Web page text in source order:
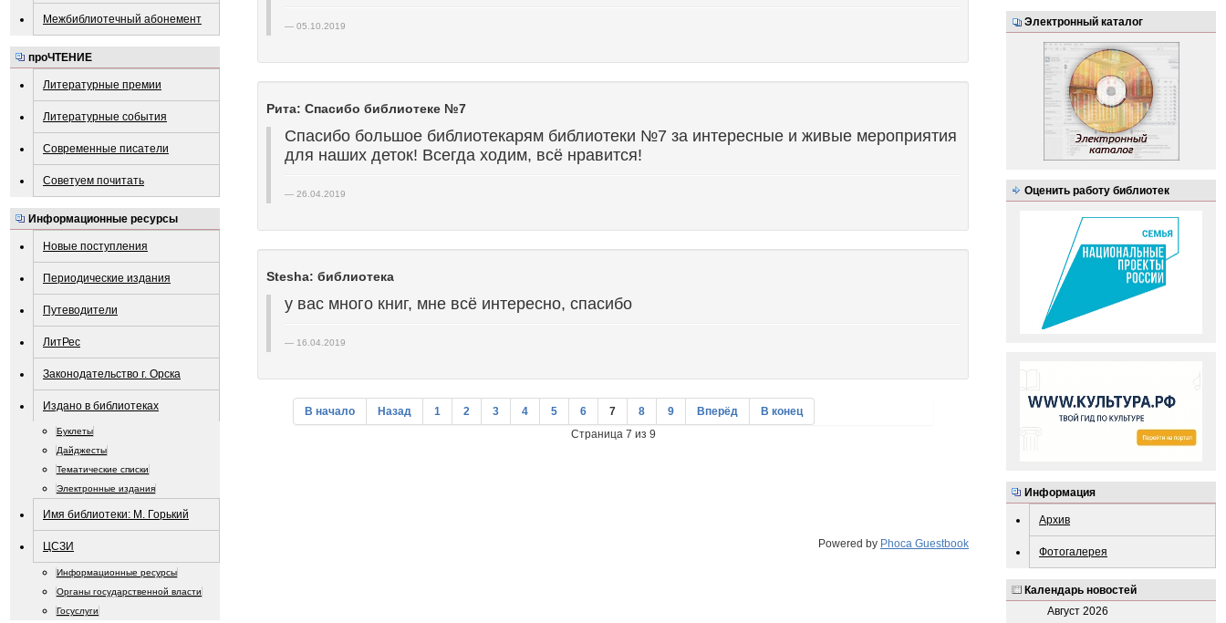
Межбиблиотечный абонемент
проЧТЕНИЕ
Литературные премии
Литературные события
Современные писатели
Советуем почитать
Информационные ресурсы
Новые поступления
Периодические издания
Путеводители
ЛитРес
Законодательство г. Орска
Издано в библиотеках
Буклеты
Дайджесты
Тематические списки
Электронные издания
Имя библиотеки: М. Горький
ЦСЗИ
Информационные ресурсы
Органы государственной власти
Госуслуги
05.10.2019
Рита: Спасибо библиотеке №7
Спасибо большое библиотекарям библиотеки №7 за интересные и живые мероприятия
для наших деток! Всегда ходим, всё нравится!
26.04.2019
Stesha: библиотека
у вас много книг, мне всё интересно, спасибо
16.04.2019
В начало Назад 1 2 3 4 5 6 7 8 9 Вперёд
В конец
Страница 7 из 9
Powered by Phoca Guestbook
Электронный каталог
Оценить работу библиотек
Информация
Архив
Фотогалерея
Календарь новостей
Август 2026